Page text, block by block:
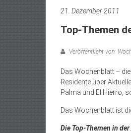
21. Dezember 2011
Top-Themen
Veröffentlicht von:
Das Wochenblatt –
Residente über
Palma und El Hierro,
Das Wochenblatt ist
Die Top-Themen in